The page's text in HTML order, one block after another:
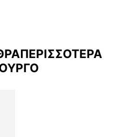
ΠΕΡΙΣΣΟΤΕΡΑ